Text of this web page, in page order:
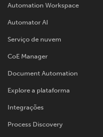
Automation Workspace
Automator AI
Serviço de nuvem
CoE Manager
Document Automation
Explore a plataforma
Integrações
Process Discovery